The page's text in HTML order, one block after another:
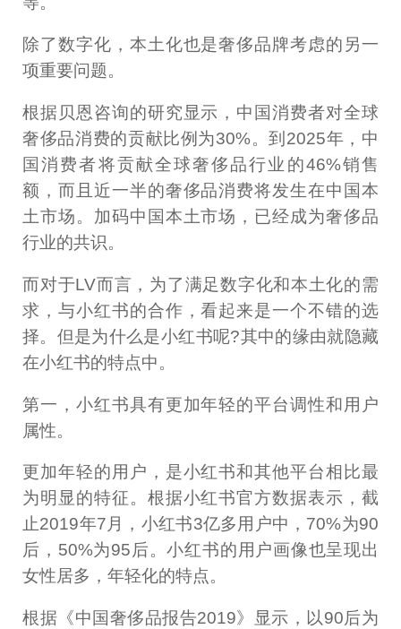
除了数字化，本土化也是奢侈品牌考虑的另一
项重要问题。
根据贝恩咨询的研究显示，中国消费者对全球
奢侈品消费的贡献比例为30%。到2025年，中
国消费者将贡献全球奢侈品行业的46%销售
额，而且近一半的奢侈品消费将发生在中国本
土市场。加码中国本土市场，已经成为奢侈品
行业的共识。
而对于LV而言，为了满足数字化和本土化的需
求，与小红书的合作，看起来是一个不错的选
择。但是为什么是小红书呢?其中的缘由就隐藏
在小红书的特点中。
第一，小红书具有更加年轻的平台调性和用户
属性。
更加年轻的用户，是小红书和其他平台相比最
为明显的特征。根据小红书官方数据表示，截
止2019年7月，小红书3亿多用户中，70%为90
后，50%为95后。小红书的用户画像也呈现出
女性居多，年轻化的特点。
根据《中国奢侈品报告2019》显示，以90后为